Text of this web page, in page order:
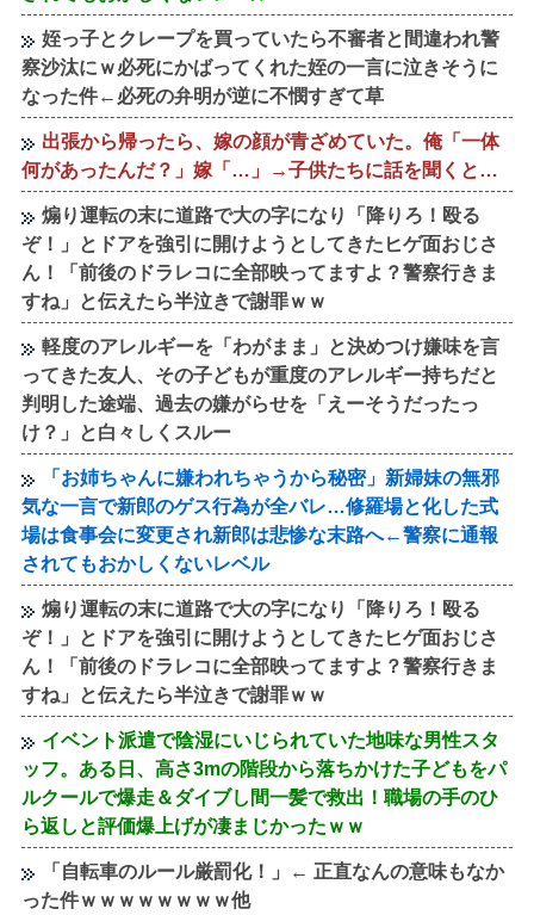
姪っ子とクレープを買っていたら不審者と間違われ警
察沙汰にｗ必死にかばってくれた姪の一言に泣きそうに
なった件←必死の弁明が逆に不憫すぎて草
出張から帰ったら、嫁の顔が青ざめていた。俺「一体
何があったんだ？」嫁「…」→子供たちに話を聞くと…
煽り運転の末に道路で大の字になり「降りろ！殴る
ぞ！」とドアを強引に開けようとしてきたヒゲ面おじさ
ん！「前後のドラレコに全部映ってますよ？警察行きま
すね」と伝えたら半泣きで謝罪ｗｗ
軽度のアレルギーを「わがまま」と決めつけ嫌味を言
ってきた友人、その子どもが重度のアレルギー持ちだと
判明した途端、過去の嫌がらせを「えーそうだったっ
け？」と白々しくスルー
「お姉ちゃんに嫌われちゃうから秘密」新婦妹の無邪
気な一言で新郎のゲス行為が全バレ…修羅場と化した式
場は食事会に変更され新郎は悲惨な末路へ←警察に通報
されてもおかしくないレベル
煽り運転の末に道路で大の字になり「降りろ！殴る
ぞ！」とドアを強引に開けようとしてきたヒゲ面おじさ
ん！「前後のドラレコに全部映ってますよ？警察行きま
すね」と伝えたら半泣きで謝罪ｗｗ
イベント派遣で陰湿にいじられていた地味な男性スタ
ッフ。ある日、高さ3mの階段から落ちかけた子どもをパ
ルクールで爆走＆ダイブし間一髪で救出！職場の手のひ
ら返しと評価爆上げが凄まじかったｗｗ
「自転車のルール厳罰化！」← 正直なんの意味もなか
った件ｗｗｗｗｗｗｗｗ他